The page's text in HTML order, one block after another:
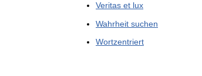
Veritas et lux
Wahrheit suchen
Wortzentriert